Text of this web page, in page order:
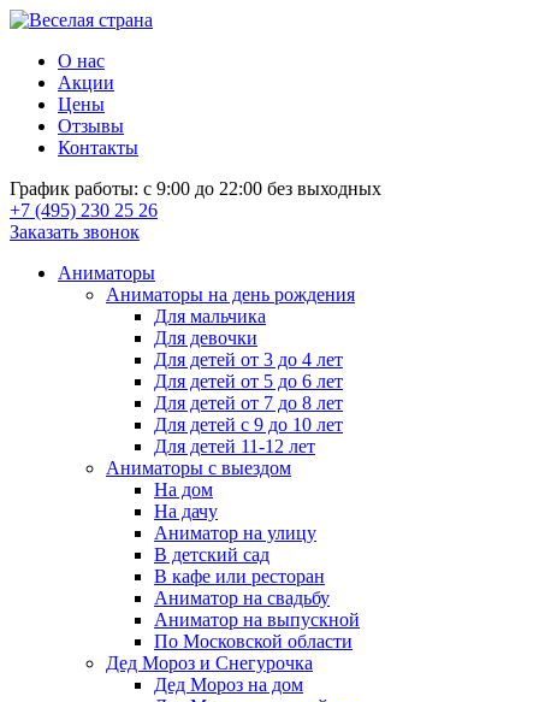
О нас
Акции
Цены
Отзывы
Контакты
График работы: с 9:00 до 22:00 без выходных
+7 (495) 230 25 26
Заказать звонок
Аниматоры
Аниматоры на день рождения
Для мальчика
Для девочки
Для детей от 3 до 4 лет
Для детей от 5 до 6 лет
Для детей от 7 до 8 лет
Для детей с 9 до 10 лет
Для детей 11-12 лет
Аниматоры с выездом
На дом
На дачу
Аниматор на улицу
В детский сад
В кафе или ресторан
Аниматор на свадьбу
Аниматор на выпускной
По Московской области
Дед Мороз и Снегурочка
Дед Мороз на дом